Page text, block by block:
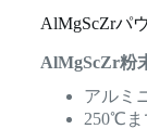
AlMgScZrパ
AlMgScZr粉
アルミ
250℃ま